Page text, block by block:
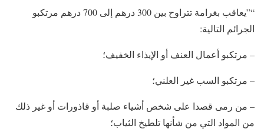
“”يعاقب بغرامة تتراوح بين 300 درهم إلى 700 درهم مرتكبو
الجرائم التالية:
– مرتكبو أعمال العنف أو الإيذاء الخفيف؛
– مرتكبو السب غير العلني؛
– من رمى قصدا على شخص أشياء صلبة أو قاذورات أو غير ذلك
من المواد التي من شأنها تلطيخ الثياب؛